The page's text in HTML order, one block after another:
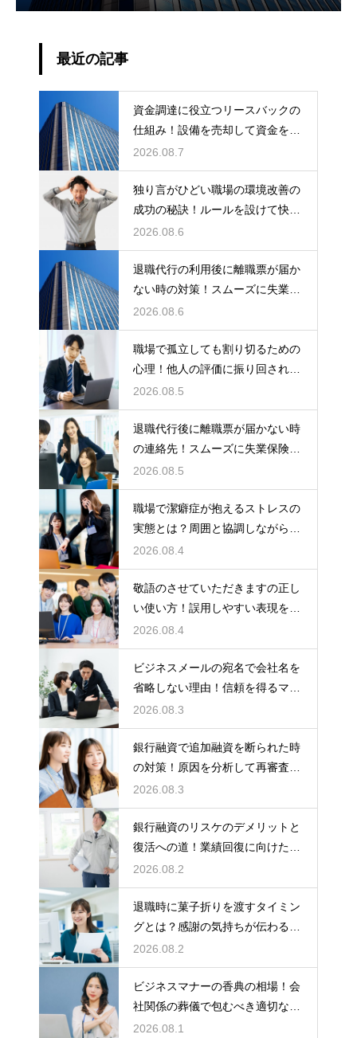
最近の記事
資金調達に役立つリースバックの
仕組み！設備を売却して資金を得
る方法
2026.08.7
独り言がひどい職場の環境改善の
成功の秘訣！ルールを設けて快適
な空間を作る
2026.08.6
退職代行の利用後に離職票が届か
ない時の対策！スムーズに失業保
険をもらう
2026.08.6
職場で孤立しても割り切るための
心理！他人の評価に振り回されな
いための術
2026.08.5
退職代行後に離職票が届かない時
の連絡先！スムーズに失業保険を
もらう術
2026.08.5
職場で潔癖症が抱えるストレスの
実態とは？周囲と協調しながら快
適に働く術
2026.08.4
敬語のさせていただきますの正し
い使い方！誤用しやすい表現を理
解する術
2026.08.4
ビジネスメールの宛名で会社名を
省略しない理由！信頼を得るマナ
ー
2026.08.3
銀行融資で追加融資を断られた時
の対策！原因を分析して再審査を
狙う
2026.08.3
銀行融資のリスケのデメリットと
復活への道！業績回復に向けた事
業計画
2026.08.2
退職時に菓子折りを渡すタイミン
グとは？感謝の気持ちが伝わる正
しいマナー
2026.08.2
ビジネスマナーの香典の相場！会
社関係の葬儀で包むべき適切な金
額の目安
2026.08.1